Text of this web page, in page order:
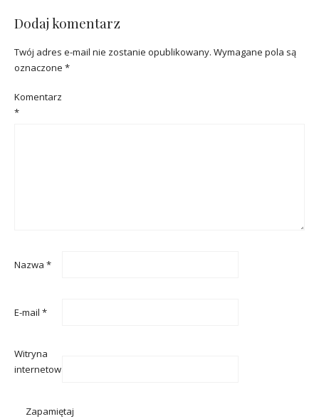
Dodaj komentarz
Twój adres e-mail nie zostanie opublikowany. Wymagane pola są
oznaczone *
Komentarz
*
Nazwa *
E-mail *
Witryna
internetowa
Zapamiętaj